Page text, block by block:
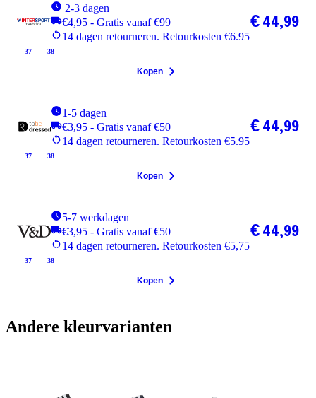
2-3 dagen
€4,95 - Gratis vanaf €99
14 dagen retourneren. Retourkosten €6.95
37 38
€ 44,99
Kopen
1-5 dagen
€3,95 - Gratis vanaf €50
14 dagen retourneren. Retourkosten €5.95
37 38
€ 44,99
Kopen
5-7 werkdagen
€3,95 - Gratis vanaf €50
14 dagen retourneren. Retourkosten €5,75
37 38
€ 44,99
Kopen
Andere kleurvarianten